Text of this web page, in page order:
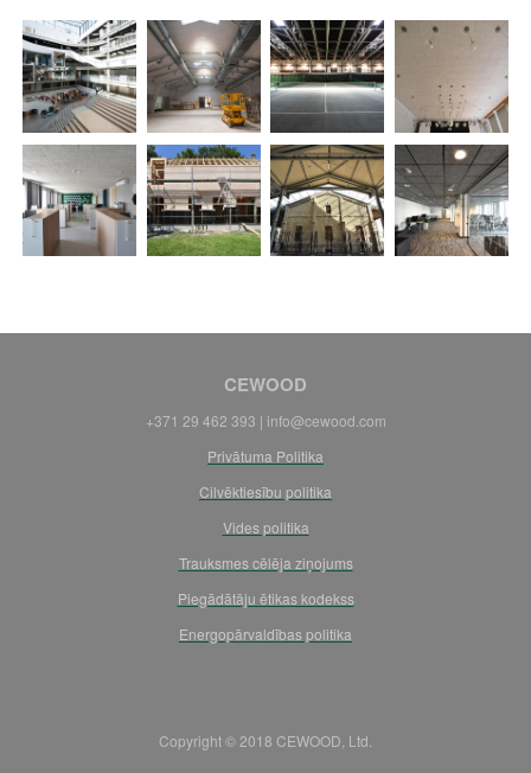
CEWOOD
+371 29 462 393 | info@cewood.com
Privātuma Politika
Cilvēktiesību politika
Vides politika
Trauksmes cēlēja ziņojums
Piegādātāju ētikas kodekss
Energopārvaldības politika
Copyright © 2018 CEWOOD, Ltd.